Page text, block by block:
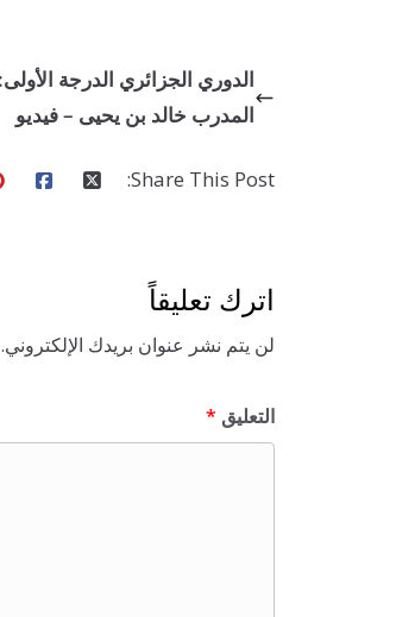
المدرب خالد بن يحيى – فيديو
Share This Post:
اترك تعليقاً
لن يتم نشر عنوان بريدك الإلكتروني.
التعليق *